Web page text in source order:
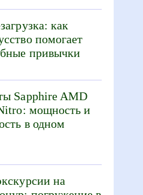
как
помогает
привычки
Sapphire AMD
мощность и
в одном
на